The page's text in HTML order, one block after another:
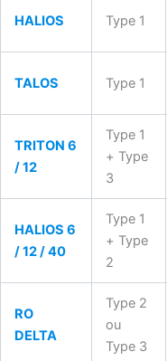
HALIOS Type 1
TALOS Type 1
TRITON 6
/ 12
Type 1
+ Type
3
HALIOS 6
/ 12 / 40
Type 1
+ Type
2
RO
DELTA
Type 2
ou
Type 3